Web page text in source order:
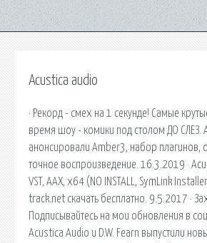
Acustica audio
· Рекорд - смех на 1 секунде! Самые
время шоу - комики под столом ДО СЛЕЗ.
анонсировали Amber3, набор плагинов,
точное воспроизведение. 16.3.2019 ·
VST, AAX, x64 (NO INSTALL, SymLink
track.net скачать бесплатно. 9.5.2017 ·
Подписывайтесь на мои обновления в
Acustica Audio и D.W. Fearn выпустили